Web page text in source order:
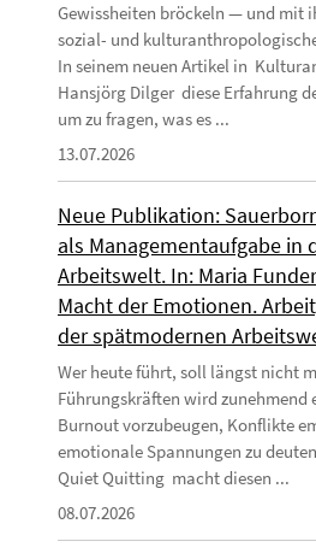
Gewissheiten bröckeln — und mit
sozial- und
In seinem neuen Artikel in
Hansjörg Dilger diese Erfahrung
um zu fragen, was es ...
13.07.2026
Neue Publikation:
als Managementaufgabe in
Arbeitswelt. In: Maria
Macht der Emotionen.
der spätmodernen
Wer heute führt, soll längst nicht
Führungskräften wird zunehmend
Burnout vorzubeugen, Konflikte
emotionale Spannungen zu
Quiet Quitting macht diesen ...
08.07.2026